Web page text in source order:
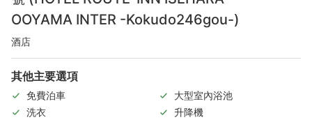
OOYAMA INTER -Kokudo246gou-)
酒店
其他主要選項
免費泊車
大型室內浴池
洗衣
升降機